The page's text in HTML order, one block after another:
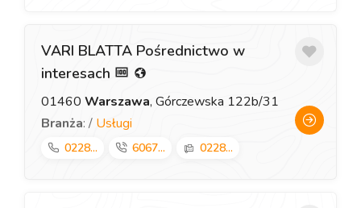
VARI BLATTA Pośrednictwo w
interesach
01460 Warszawa, Górczewska 122b/31
Branża: / Usługi
0228... 6067... 0228...